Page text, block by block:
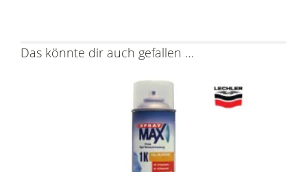
Das könnte dir auch gefallen …